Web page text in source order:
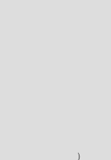
　　　　　　）